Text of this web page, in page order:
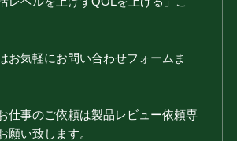
お気軽にお問い合わせフォームま
仕事のご依頼は製品レビュー依頼専
願い致します。